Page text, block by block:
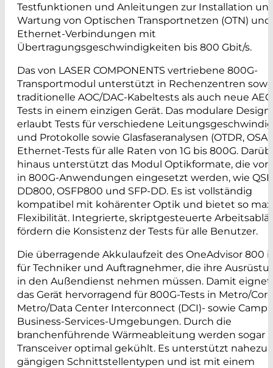
Testfunktionen und Anleitungen zur Installation
Wartung von Optischen Transportnetzen (OTN) und
Ethernet-Verbindungen mit
Übertragungsgeschwindigkeiten bis 800 Gbit/s.
Das von LASER COMPONENTS vertriebene 800G-
Transportmodul unterstützt in Rechenzentren
traditionelle AOC/DAC-Kabeltests als auch neue
Tests in einem einzigen Gerät. Das modulare Design
erlaubt Tests für verschiedene
und Protokolle sowie Glasfaseranalysen (OTDR,
Ethernet-Tests für alle Raten von 1G bis 800G.
hinaus unterstützt das Modul Optikformate, die vor
in 800G-Anwendungen eingesetzt werden, wie
DD800, OSFP800 und SFP-DD. Es ist vollständig
kompatibel mit kohärenter Optik und bietet so
Flexibilität. Integrierte, skriptgesteuerte
fördern die Konsistenz der Tests für alle Benutzer.
Die überragende Akkulaufzeit des OneAdvisor 800
für Techniker und Auftragnehmer, die ihre
in den Außendienst nehmen müssen. Damit eignet
das Gerät hervorragend für 800G-Tests in Metro/
Metro/Data Center Interconnect (DCI)- sowie
Business-Services-Umgebungen. Durch die
branchenführende Wärmeableitung werden sogar
Transceiver optimal gekühlt. Es unterstützt nahezu
gängigen Schnittstellentypen und ist mit einem